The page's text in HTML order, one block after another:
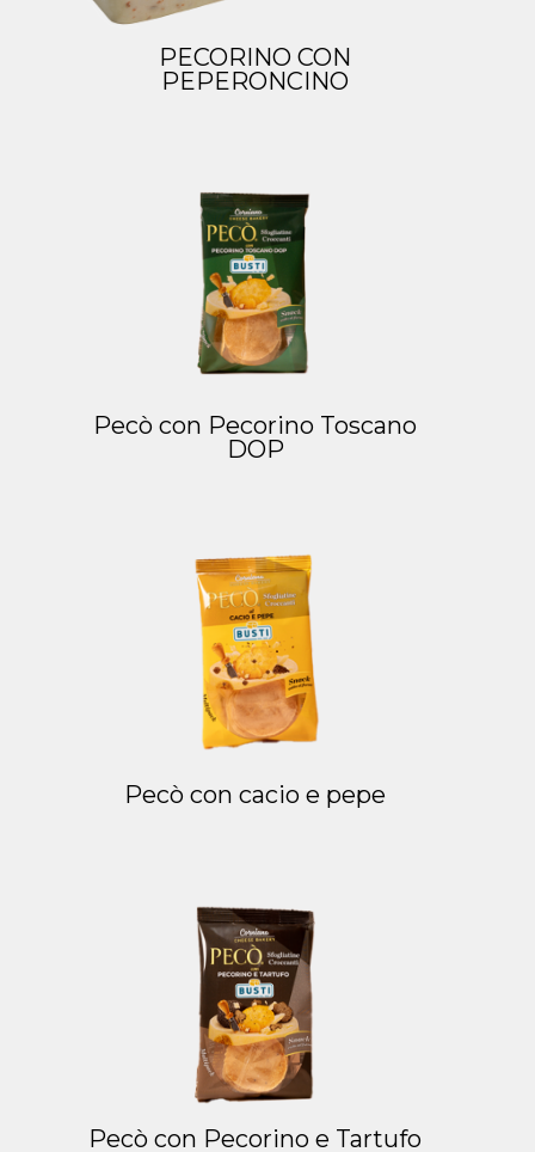
PECORINO CON
PEPERONCINO
Pecò con Pecorino Toscano
DOP
Pecò con cacio e pepe
Pecò con Pecorino e Tartufo